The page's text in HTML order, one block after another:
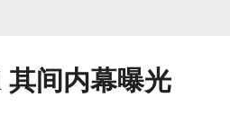
间内幕曝光